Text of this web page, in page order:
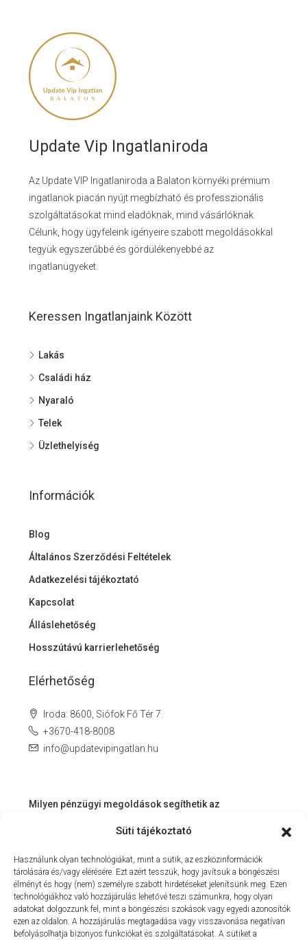
Süti tájékoztató
Használunk olyan technológiákat, mint a sütik, az eszközinformációk
tárolására és/vagy elérésére. Ezt azért tesszük, hogy javítsuk a böngészési
élményt és hogy (nem) személyre szabott hirdetéseket jelenítsünk meg. Ezen
technológiákhoz való hozzájárulás lehetővé teszi számunkra, hogy olyan
adatokat dolgozzunk fel, mint a böngészési szokások vagy egyedi azonosítók
ezen az oldalon. A hozzájárulás megtagadása vagy visszavonása negatívan
befolyásolhatja bizonyos funkciókat és szolgáltatásokat. A sütiket a
Update Vip Ingatlaniroda
Az Update VIP Ingatlaniroda a Balaton környéki prémium
ingatlanok piacán nyújt megbízható és professzionális
szolgáltatásokat mind eladóknak, mind vásárlóknak.
Célunk, hogy ügyfeleink igényeire szabott megoldásokkal
tegyük egyszerűbbé és gördülékenyebbé az
ingatlanügyeket.
Keressen Ingatlanjaink Között
Lakás
Családi ház
Nyaraló
Telek
Üzlethelyiség
Információk
Blog
Általános Szerződési Feltételek
Adatkezelési tájékoztató
Kapcsolat
Álláslehetőség
Hosszútávú karrierlehetőség
Elérhetőség
Iroda: 8600, Siófok Fő Tér 7.
+3670-418-8008
info@updatevipingatlan.hu
Milyen pénzügyi megoldások segíthetik az
szolgáltatás a Balaton környékén
MIT KÍNÁLHAT SZÁMUNKRA EGY INGATLANIRODA VEVŐI
ÉS ELADÓI NÉZŐPONTBÓL?
MILYEN KÖLTSÉGEKKEL KELL SZÁMOLNUNK